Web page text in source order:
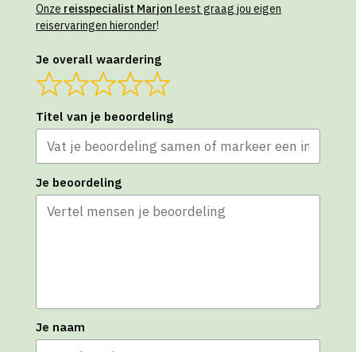
Onze reisspecialist Marjon leest graag jou eigen
reiservaringen hieronder!
Je overall waardering
Titel van je beoordeling
Je beoordeling
Je naam